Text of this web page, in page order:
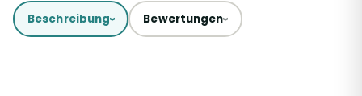
Beschreibung Bewertungen